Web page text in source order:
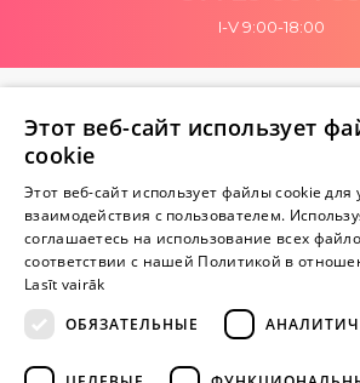
I-V 9:00-18:00
Пока нет отзывов
Будь первым!
Напишите отзыв и ПОЛУЧИТЕ
Внимание! Yesyes.lv содержит
Этот веб-сайт использует
cookie
Этот веб-сайт использует файлы cookie для
взаимодействия с пользователем.
соглашаетесь на использование всех
соответствии с нашей Политикой в
Lasīt vairāk
ОБЯЗАТЕЛЬНЫЕ